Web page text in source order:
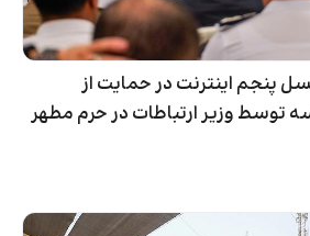
نسل پنجم اینترنت در حمایت از
توسط وزیر ارتباطات در حرم مطهر